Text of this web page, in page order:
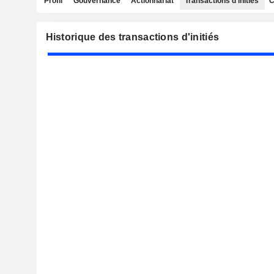
Historique des transactions d'initiés